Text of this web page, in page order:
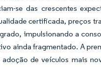
se das crescentes
certificada, preços
impulsionando a
ainda fragmentado. A
de veículos mais